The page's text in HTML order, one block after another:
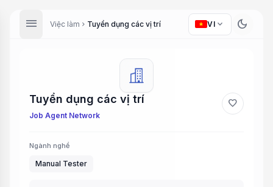
menu Việc làm chevron_right Tuyển dụng các vị trí VI expand_more dark_mode
Tuyển dụng các vị trí
Job Agent Network
favorite
Ngành nghề
Manual Tester